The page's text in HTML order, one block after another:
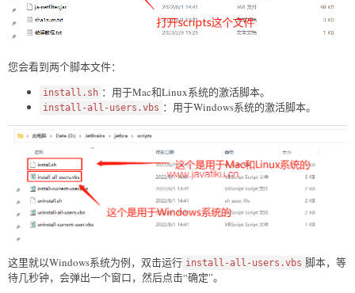
您会看到两个脚本文件：
install.sh ：用于Mac和Linux系统的激活脚本。
install-all-users.vbs ：用于Windows系统的激活脚本。
这里就以Windows系统为例，双击运行 install-all-users.vbs 脚本，等
待几秒钟，会弹出一个窗口，然后点击“确定”。